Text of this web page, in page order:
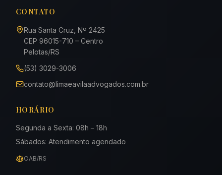
CONTATO
Rua Santa Cruz, Nº 2425
CEP 96015-710 – Centro
Pelotas/RS
(53) 3029-3006
contato@limaeavilaadvogados.com.br
HORÁRIO
Segunda a Sexta: 08h – 18h
Sábados: Atendimento agendado
OAB/RS